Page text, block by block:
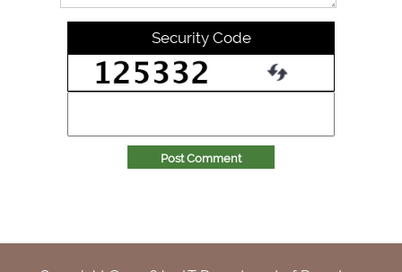
Security Code
Post Comment